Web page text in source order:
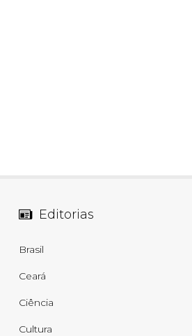
Editorias
Brasil
Ceará
Ciência
Cultura